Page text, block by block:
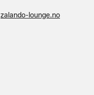
zalando-lounge.no